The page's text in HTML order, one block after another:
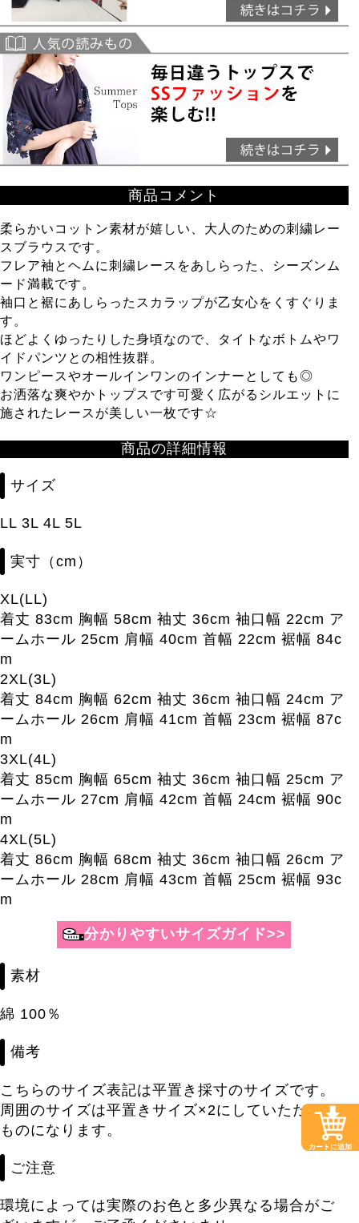
商品コメント
柔らかいコットン素材が嬉しい、大人のための刺繍レー
スブラウスです。
フレア袖とヘムに刺繍レースをあしらった、シーズンム
ード満載です。
袖口と裾にあしらったスカラップが乙女心をくすぐりま
す。
ほどよくゆったりした身頃なので、タイトなボトムやワ
イドパンツとの相性抜群。
ワンピースやオールインワンのインナーとしても◎
お洒落な爽やかトップスです可愛く広がるシルエットに
施されたレースが美しい一枚です☆
商品の詳細情報
サイズ
LL 3L 4L 5L
実寸（cm）
XL(LL)
着丈 83cm 胸幅 58cm 袖丈 36cm 袖口幅 22cm ア
ームホール 25cm 肩幅 40cm 首幅 22cm 裾幅 84c
m
2XL(3L)
着丈 84cm 胸幅 62cm 袖丈 36cm 袖口幅 24cm ア
ームホール 26cm 肩幅 41cm 首幅 23cm 裾幅 87c
m
3XL(4L)
着丈 85cm 胸幅 65cm 袖丈 36cm 袖口幅 25cm ア
ームホール 27cm 肩幅 42cm 首幅 24cm 裾幅 90c
m
4XL(5L)
着丈 86cm 胸幅 68cm 袖丈 36cm 袖口幅 26cm ア
ームホール 28cm 肩幅 43cm 首幅 25cm 裾幅 93c
m
素材
綿 100％
備考
こちらのサイズ表記は平置き採寸のサイズです。
周囲のサイズは平置きサイズ×2にしていただいた
ものになります。
ご注意
環境によっては実際のお色と多少異なる場合がご
カートに追加